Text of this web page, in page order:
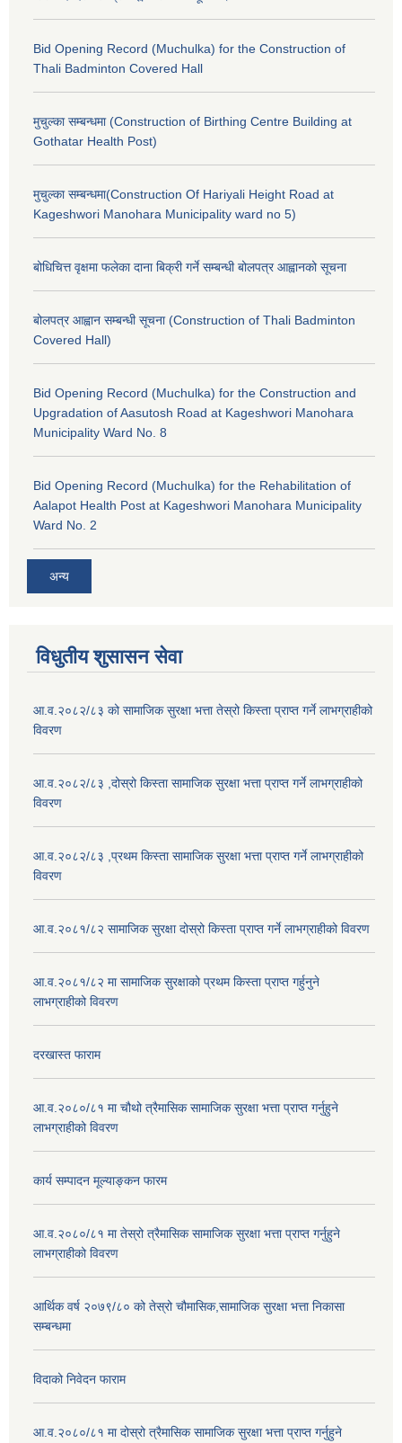
Bid Opening Record (Muchulka) for the Construction of
Thali Badminton Covered Hall
मुचुल्का सम्बन्धमा (Construction of Birthing Centre Building at
Gothatar Health Post)
मुचुल्का सम्बन्धमा(Construction Of Hariyali Height Road at
Kageshwori Manohara Municipality ward no 5)
बोधिचित्त वृक्षमा फलेका दाना बिक्री गर्ने सम्बन्धी बोलपत्र आह्वानको सूचना
बोलपत्र आह्वान सम्बन्धी सूचना (Construction of Thali Badminton
Covered Hall)
Bid Opening Record (Muchulka) for the Construction and
Upgradation of Aasutosh Road at Kageshwori Manohara
Municipality Ward No. 8
Bid Opening Record (Muchulka) for the Rehabilitation of
Aalapot Health Post at Kageshwori Manohara Municipality
Ward No. 2
अन्य
विधुतीय शुसासन सेवा
आ.व.२०८२/८३ को सामाजिक सुरक्षा भत्ता तेस्रो किस्ता प्राप्त गर्ने लाभग्राहीको
विवरण
आ.व.२०८२/८३ ,दोस्रो किस्ता सामाजिक सुरक्षा भत्ता प्राप्त गर्ने लाभग्राहीको
विवरण
आ.व.२०८२/८३ ,प्रथम किस्ता सामाजिक सुरक्षा भत्ता प्राप्त गर्ने लाभग्राहीको
विवरण
आ.व.२०८१/८२ सामाजिक सुरक्षा दोस्रो किस्ता प्राप्त गर्ने लाभग्राहीको विवरण
आ.व.२०८१/८२ मा सामाजिक सुरक्षाको प्रथम किस्ता प्राप्त गर्हुनुने
लाभग्राहीको विवरण
दरखास्त फाराम
आ.व.२०८०/८१ मा चौथो त्रैमासिक सामाजिक सुरक्षा भत्ता प्राप्त गर्नुहुने
लाभग्राहीको विवरण
कार्य सम्पादन मूल्याङ्कन फारम
आ.व.२०८०/८१ मा तेस्रो त्रैमासिक सामाजिक सुरक्षा भत्ता प्राप्त गर्नुहुने
लाभग्राहीको विवरण
आर्थिक वर्ष २०७९/८० को तेस्रो चौमासिक,सामाजिक सुरक्षा भत्ता निकासा
सम्बन्धमा
विदाको निवेदन फाराम
आ.व.२०८०/८१ मा दोस्रो त्रैमासिक सामाजिक सुरक्षा भत्ता प्राप्त गर्नुहुने